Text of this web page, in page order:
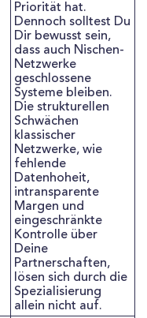
Priorität hat.
Dennoch solltest Du
Dir bewusst sein,
dass auch Nischen-
Netzwerke
geschlossene
Systeme bleiben.
Die strukturellen
Schwächen
klassischer
Netzwerke, wie
fehlende
Datenhoheit,
intransparente
Margen und
eingeschränkte
Kontrolle über
Deine
Partnerschaften,
lösen sich durch die
Spezialisierung
allein nicht auf.